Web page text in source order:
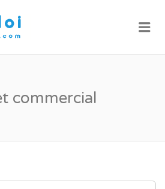
commercial